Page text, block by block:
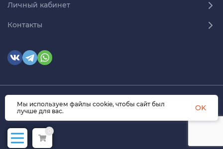
Личный кабинет
Контакты
© 2026 himmedsnab.ru. Все права защищены
Мы используем файлы cookie, чтобы сайт был
лучше для вас.
OK